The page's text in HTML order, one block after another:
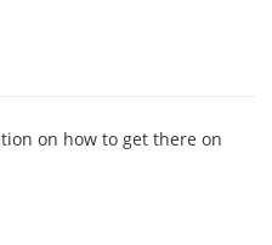
on how to get there on